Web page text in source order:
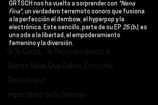
Entrevistas
Descubrimiento Semanal
Coberturas
Si Te Gusta... Te Recomendamos A...
Talento Mexa Que Debes Escuchar
Flash Round
Imperdibles de la Semana
GRTSCH nos ha vuelto a sorprender con "Nena
Fina", un verdadero terremoto sonoro que fusiona
a la perfección el dembow, el hyperpop y la
electrónica. Este sencillo, parte de su EP 25 (b), es
una oda a la libertad, el empoderamiento
femenino y la diversión.